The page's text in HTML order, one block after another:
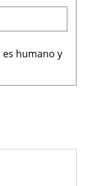
humano y